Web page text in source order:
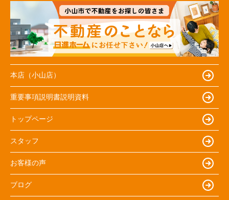
本店（小山店）
重要事項説明書説明資料
トップページ
スタッフ
お客様の声
ブログ